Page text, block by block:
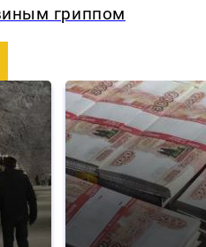
гриппом